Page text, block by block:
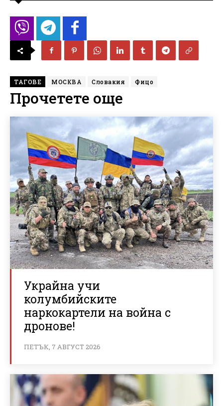
ТАГОВЕ МОСКВА Словакия Фицо
Прочетете още
Украйна учи
колумбийските
наркокартели на война с
дронове!
ПЕТЪК, 7 АВГУСТ 2026